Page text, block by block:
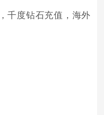
千度钻石充值，海外